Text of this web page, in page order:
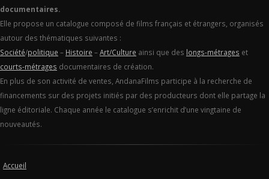
documentaires.
Elle propose un catalogue composé de films français et étrangers, organisés
autour des thématiques suivantes :
Société/politique – Histoire –Art/Culture ainsi que des longs-métrages et
courts-métrages documentaires de création.
En plus de son activité de ventes, AndanaFilms participe à la recherche de
financements sur des projets initiés par des producteurs dont elle partage la
ligne éditoriale. Chaque année le catalogue s’enrichit d’une vingtaine de
nouveautés.
Accueil